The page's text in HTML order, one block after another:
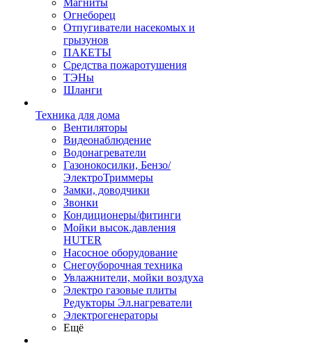
Магниты
Огнеборец
Отпугиватели насекомых и
грызунов
ПАКЕТЫ
Средства пожаротушения
ТЭНы
Шланги
Техника для дома
Вентиляторы
Видеонаблюдение
Водонагреватели
Газонокосилки, Бензо/
ЭлектроТриммеры
Замки, доводчики
Звонки
Кондиционеры/фитинги
Мойки высок.давления
HUTER
Насосное оборудование
Снегоуборочная техника
Увлажнители, мойки воздуха
Электро газовые плиты
Редукторы Эл.нагреватели
Электрогенераторы
Ещё